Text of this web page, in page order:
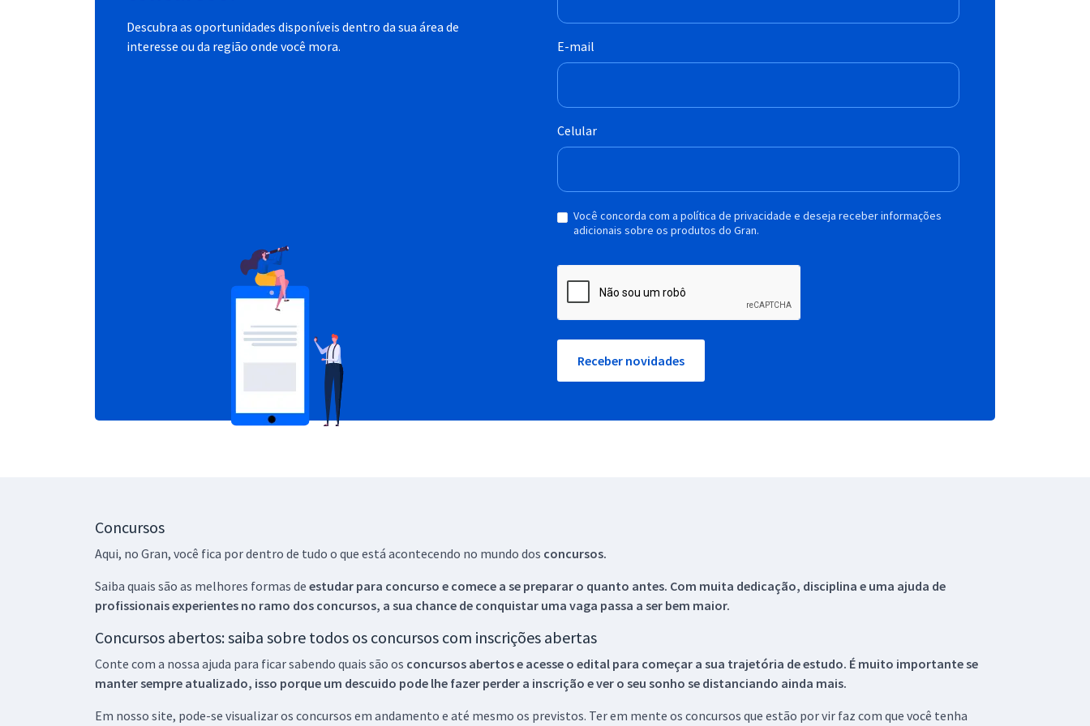
Descubra as oportunidades disponíveis dentro da sua área de
interesse ou da região onde você mora.
E-mail
Celular
Você concorda com a política de privacidade e deseja receber informações
adicionais sobre os produtos do Gran.
Receber novidades
Concursos
Aqui, no Gran, você fica por dentro de tudo o que está acontecendo no mundo dos concursos.
Saiba quais são as melhores formas de estudar para concurso e comece a se preparar o quanto antes. Com muita dedicação, disciplina e uma ajuda de
profissionais experientes no ramo dos concursos, a sua chance de conquistar uma vaga passa a ser bem maior.
Concursos abertos: saiba sobre todos os concursos com inscrições abertas
Conte com a nossa ajuda para ficar sabendo quais são os concursos abertos e acesse o edital para começar a sua trajetória de estudo. É muito importante se
manter sempre atualizado, isso porque um descuido pode lhe fazer perder a inscrição e ver o seu sonho se distanciando ainda mais.
Em nosso site, pode-se visualizar os concursos em andamento e até mesmo os previstos. Ter em mente os concursos que estão por vir faz com que você tenha